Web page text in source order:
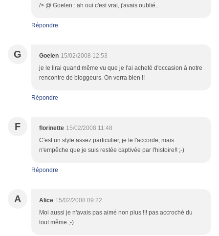
/> @ Goelen : ah oui c'est vrai, j'avais oublié..
Répondre
G Goelen 15/02/2008 12:53
je le lirai quand même vu que je l'ai acheté d'occasion à notre
rencontre de bloggeurs. On verra bien !!
Répondre
F florinette 15/02/2008 11:48
C'est un style assez particulier, je te l'accorde, mais
n'empêche que je suis restée captivée par l'histoire!! ;-)
Répondre
A Alice 15/02/2008 09:22
Moi aussi je n'avais pas aimé non plus !!! pas accroché du
tout même ;-)